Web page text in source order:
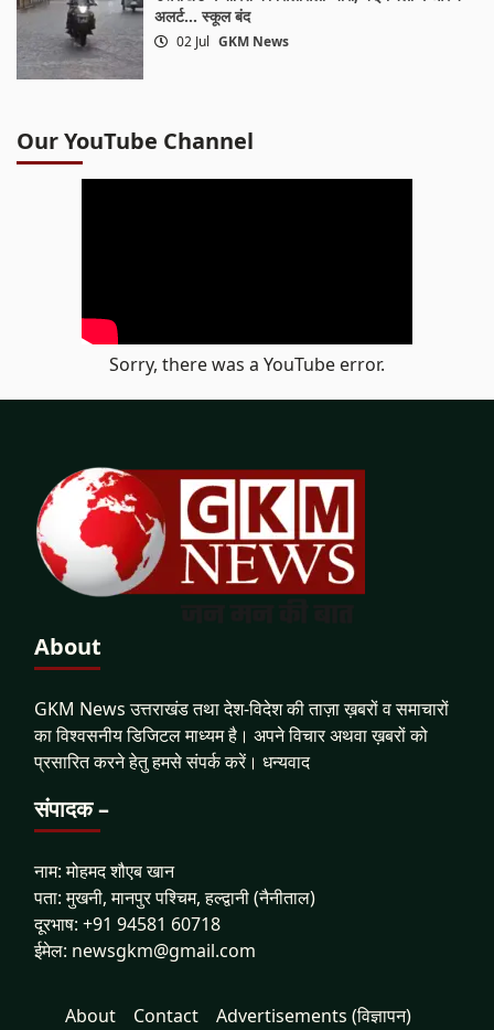
अलर्ट… स्कूल बंद
02 Jul GKM News
Our YouTube Channel
Sorry, there was a YouTube error.
About
GKM News उत्तराखंड तथा देश-विदेश की ताज़ा ख़बरों व समाचारों
का विश्वसनीय डिजिटल माध्यम है। अपने विचार अथवा ख़बरों को
प्रसारित करने हेतु हमसे संपर्क करें। धन्यवाद
संपादक –
नाम: मोहमद शौएब खान
पता: मुखनी, मानपुर पश्चिम, हल्द्वानी (नैनीताल)
दूरभाष: +91 94581 60718
ईमेल: newsgkm@gmail.com
About Contact Advertisements (विज्ञापन)